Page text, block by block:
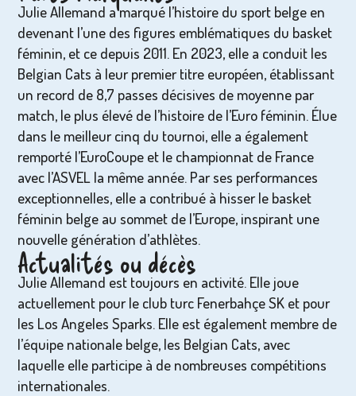
Julie Allemand a marqué l’histoire du sport belge en
devenant l’une des figures emblématiques du basket
féminin, et ce depuis 2011. En 2023, elle a conduit les
Belgian Cats à leur premier titre européen, établissant
un record de 8,7 passes décisives de moyenne par
match, le plus élevé de l’histoire de l’Euro féminin. Élue
dans le meilleur cinq du tournoi, elle a également
remporté l’EuroCoupe et le championnat de France
avec l’ASVEL la même année. Par ses performances
exceptionnelles, elle a contribué à hisser le basket
féminin belge au sommet de l’Europe, inspirant une
nouvelle génération d’athlètes.
Actualités ou décès
Julie Allemand est toujours en activité. Elle joue
actuellement pour le club turc Fenerbahçe SK et pour
les Los Angeles Sparks. Elle est également membre de
l’équipe nationale belge, les Belgian Cats, avec
laquelle elle participe à de nombreuses compétitions
internationales.